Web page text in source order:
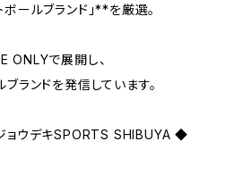
ールブランド」**を厳選。
ONLYで展開し、
ランドを発信しています。
ウデキSPORTS SHIBUYA ◆